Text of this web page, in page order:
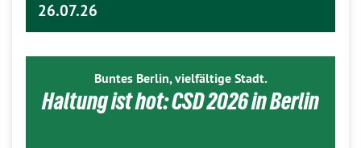
26.07.26
Buntes Berlin, vielfältige Stadt.
Haltung ist hot: CSD 2026 in Berlin